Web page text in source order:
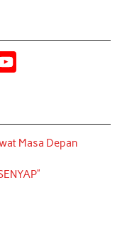
T
u
b
Masa Depan